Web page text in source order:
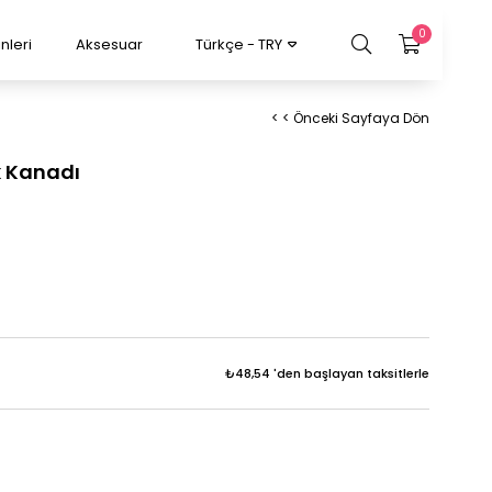
0
Türkçe - TRY
Aksesuar
< < Önceki Sayfaya Dön
Kanadı
₺48,54 'den başlayan taksitlerle